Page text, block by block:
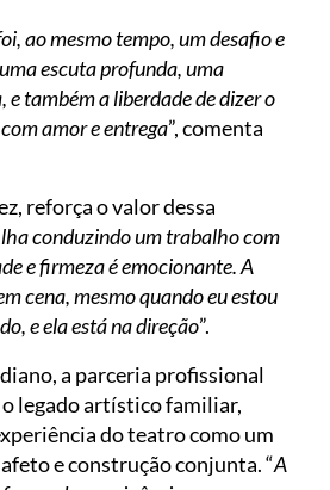
ao mesmo tempo, um desafio e
escuta profunda, uma
e também a liberdade de dizer o
amor e entrega”, comenta
reforça o valor dessa
conduzindo um trabalho com
e firmeza é emocionante. A
cena, mesmo quando eu estou
e ela está na direção”.
a parceria profissional
legado artístico familiar,
do teatro como um
e construção conjunta. “A